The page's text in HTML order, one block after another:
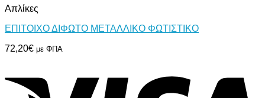
Απλίκες
ΕΠΙΤΟΙΧΟ ΔΙΦΩΤΟ ΜΕΤΑΛΛΙΚΟ ΦΩΤΙΣΤΙΚΟ
72,20€ με ΦΠΑ